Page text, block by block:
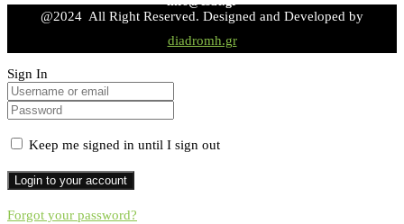
@2024 All Right Reserved. Designed and Developed by
diadromh.gr
Sign In
Keep me signed in until I sign out
Forgot your password?